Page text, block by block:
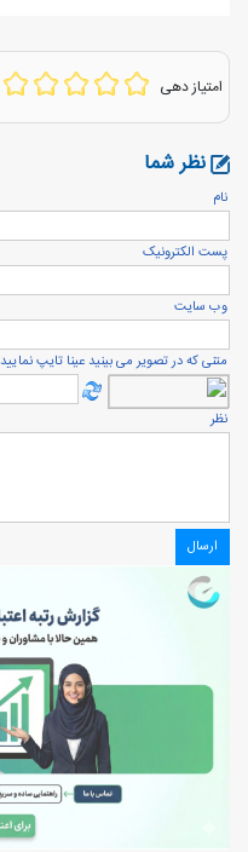
امتیاز دهی
نظر شما
نام
پست الكترونيک
وب سایت
متنی که در تصویر می بینید عینا تایپ نمایید
نظر